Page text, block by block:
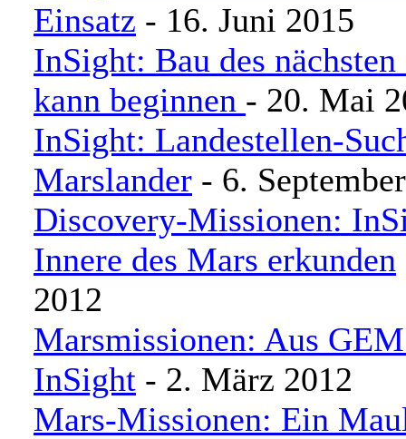
Einsatz - 16. Juni 2015
InSight: Bau des
kann beginnen - 20. Mai
InSight: Landestellen-
Marslander - 6.
Discovery-Missionen:
Innere des Mars erkunden
2012
Marsmissionen: Aus
InSight - 2. März 2012
Mars-Missionen: Ein